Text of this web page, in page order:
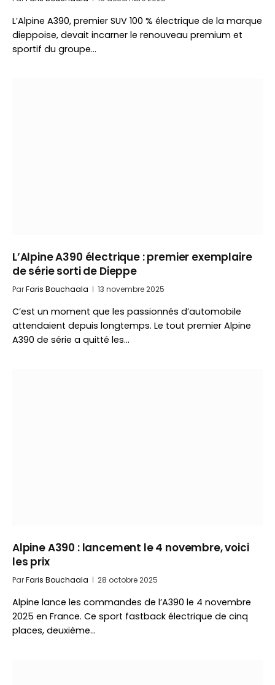
L’Alpine A390, premier SUV 100 % électrique de la marque
dieppoise, devait incarner le renouveau premium et
sportif du groupe…
L’Alpine A390 électrique : premier exemplaire
de série sorti de Dieppe
ParFaris Bouchaala 13 novembre 2025
C’est un moment que les passionnés d’automobile
attendaient depuis longtemps. Le tout premier Alpine
A390 de série a quitté les…
Alpine A390 : lancement le 4 novembre, voici
les prix
ParFaris Bouchaala 28 octobre 2025
Alpine lance les commandes de l’A390 le 4 novembre
2025 en France. Ce sport fastback électrique de cinq
places, deuxième…